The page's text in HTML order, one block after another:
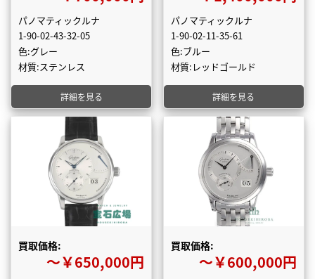
パノマティックルナ
1-90-02-43-32-05
色:グレー
材質:ステンレス
詳細を見る
パノマティックルナ
1-90-02-11-35-61
色:ブルー
材質:レッドゴールド
詳細を見る
買取価格:
〜￥650,000円
買取価格:
〜￥600,000円